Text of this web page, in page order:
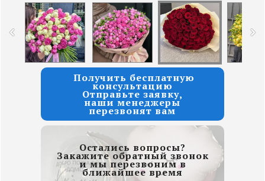
Получить бесплатную
консультацию
Отправьте заявку,
наши менеджеры
перезвонят вам
Остались вопросы?
Закажите обратный звонок
и мы перезвоним в
ближайшее время